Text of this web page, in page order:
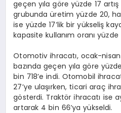
geçen yıla göre yüzde 17
grubunda üretim yüzde 20,
ise yüzde 17’lik bir yükseliş
kapasite kullanım oranı
Otomotiv ihracatı, ocak-
bazında geçen yıla göre
bin 718’e indi. Otomobil
27’ye ulaşırken, ticari araç
gösterdi. Traktör ihracatı ise
artarak 4 bin 66’ya yükseldi.